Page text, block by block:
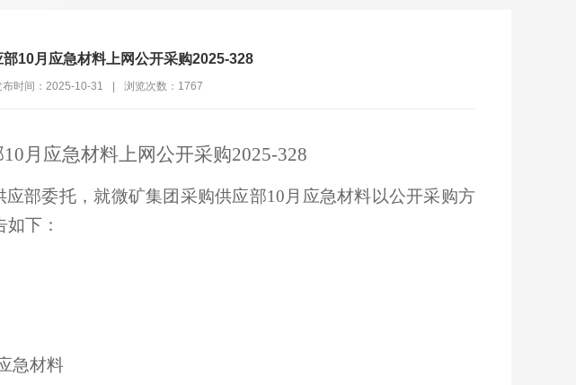
10月应急材料上网公开采购2025-328
布时间：2025-10-31 浏览次数： 1767
月应急材料上网公开采购2025-328
部委托，就微矿集团采购供应部10月应急材料以公开采购方
下：
急材料